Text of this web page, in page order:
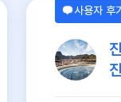
사용자 후